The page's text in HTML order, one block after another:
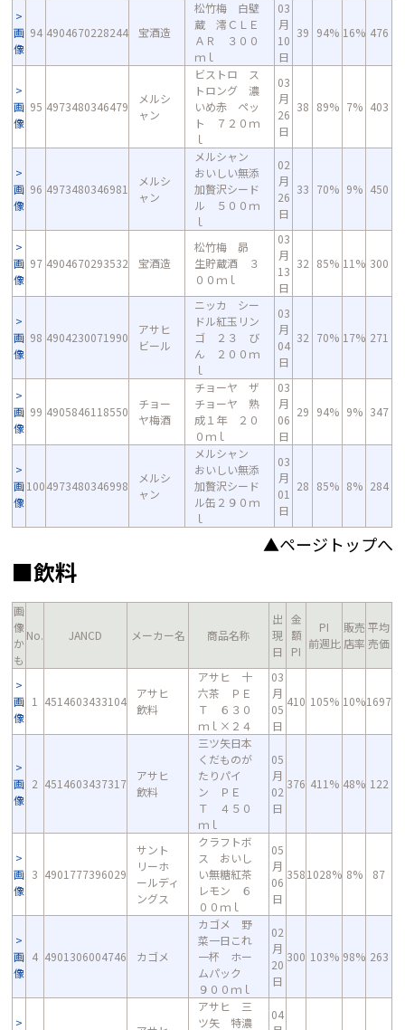
画
像
94 4904670228244 宝酒造
松竹梅 白壁
蔵 澪ＣＬＥ
ＡＲ ３００
ｍｌ
03
月
10
日
39 94% 16% 476
画
像
95 4973480346479
メルシ
ャン
ビストロ ス
トロング 濃
いめ赤 ペッ
ト ７２０ｍ
ｌ
03
月
26
日
38 89% 7% 403
画
像
96 4973480346981
メルシ
ャン
メルシャン
おいしい無添
加贅沢シード
ル ５００ｍ
ｌ
02
月
26
日
33 70% 9% 450
画
像
97 4904670293532 宝酒造
松竹梅 昴
生貯蔵酒 ３
００ｍｌ
03
月
13
日
32 85% 11% 300
画
像
98 4904230071990
アサヒ
ビール
ニッカ シー
ドル紅玉リン
ゴ ２３ び
ん ２００ｍ
ｌ
03
月
04
日
32 70% 17% 271
画
像
99 4905846118550
チョー
ヤ梅酒
チョーヤ ザ
チョーヤ 熟
成１年 ２０
０ｍｌ
03
月
06
日
29 94% 9% 347
画
像
1004973480346998
メルシ
ャン
メルシャン
おいしい無添
加贅沢シード
ル缶２９０ｍ
ｌ
03
月
01
日
28 85% 8% 284
▲ページトップへ
■飲料
画
像
か
も
No. JANCD メーカー名 商品名称
出
現
日
金
額
PI
PI
前週比
販売
店率
平均
売価
画
像
1 4514603433104
アサヒ
飲料
アサヒ 十
六茶 ＰＥ
Ｔ ６３０
ｍｌ×２４
03
月
05
日
410 105% 10%1697
画
像
2 4514603437317
アサヒ
飲料
三ツ矢日本
くだものが
たりパイ
ン ＰＥ
Ｔ ４５０
ｍｌ
05
月
02
日
376 411% 48% 122
画
像
3 4901777396029
サント
リーホ
ールディ
ングス
クラフトボ
ス おいし
い無糖紅茶
レモン ６
００ｍｌ
05
月
06
日
3581028% 8% 87
画
像
4 4901306004746 カゴメ
カゴメ 野
菜一日これ
一杯 ホー
ムパック
９００ｍｌ
02
月
20
日
300 103% 98% 263
アサヒ 三
ツ矢 特濃
04